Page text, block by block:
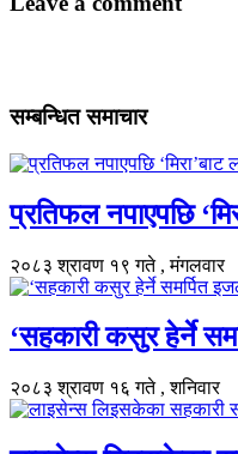
सम्बन्धित समाचार
प्रतिफल नपाएपछि
२०८३ श्रावण १९ गते , मंगलवार
‘सहकारी कसुर हेर्ने
२०८३ श्रावण १६ गते , शनिवार